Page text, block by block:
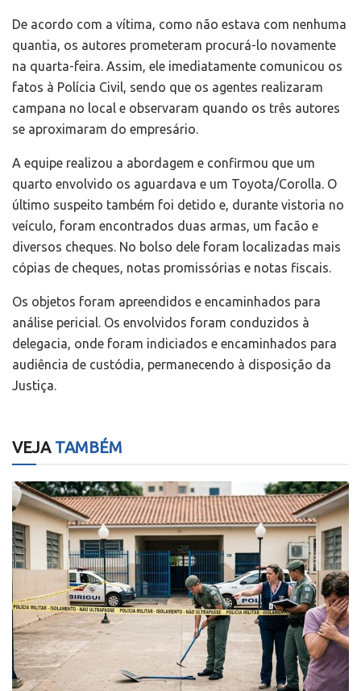
De acordo com a vítima, como não estava com nenhuma
quantia, os autores prometeram procurá-lo novamente
na quarta-feira. Assim, ele imediatamente comunicou os
fatos à Polícia Civil, sendo que os agentes realizaram
campana no local e observaram quando os três autores
se aproximaram do empresário.
A equipe realizou a abordagem e confirmou que um
quarto envolvido os aguardava e um Toyota/Corolla. O
último suspeito também foi detido e, durante vistoria no
veículo, foram encontrados duas armas, um facão e
diversos cheques. No bolso dele foram localizadas mais
cópias de cheques, notas promissórias e notas fiscais.
Os objetos foram apreendidos e encaminhados para
análise pericial. Os envolvidos foram conduzidos à
delegacia, onde foram indiciados e encaminhados para
audiência de custódia, permanecendo à disposição da
Justiça.
VEJATAMBÉM